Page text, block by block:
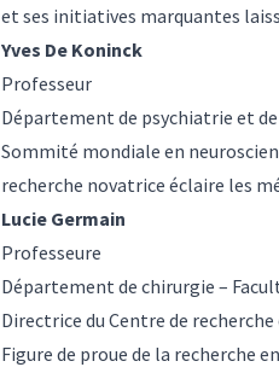
et ses initiatives marquantes
Yves De Koninck
Professeur
Département de psychiatrie et
Sommité mondiale en
recherche novatrice éclaire les
Lucie Germain
Professeure
Département de chirurgie –
Directrice du Centre de
Figure de proue de la recherche